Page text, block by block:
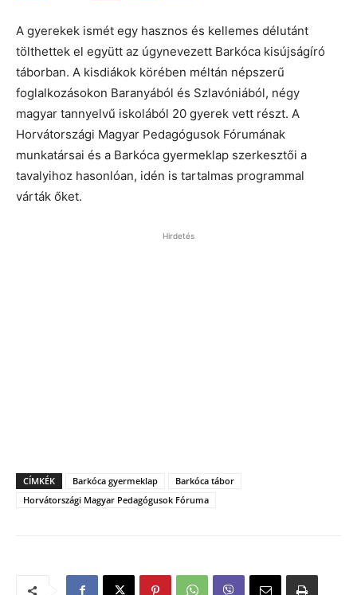
A gyerekek ismét egy hasznos és kellemes délutánt
tölthettek el együtt az úgynevezett Barkóca kisújságíró
táborban. A kisdiákok körében méltán népszerű
foglalkozásokon Baranyából és Szlavóniából, négy
magyar tannyelvű iskolából 20 gyerek vett részt. A
Horvátországi Magyar Pedagógusok Fórumának
munkatársai és a Barkóca gyermeklap szerkesztői a
tavalyihoz hasonlóan, idén is tartalmas programmal
várták őket.
Hirdetés
CÍMKÉK Barkóca gyermeklap
Barkóca tábor
Horvátországi Magyar Pedagógusok Fóruma